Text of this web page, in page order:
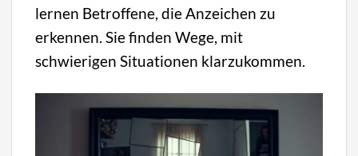
lernen Betroffene, die Anzeichen zu
erkennen. Sie finden Wege, mit
schwierigen Situationen klarzukommen.